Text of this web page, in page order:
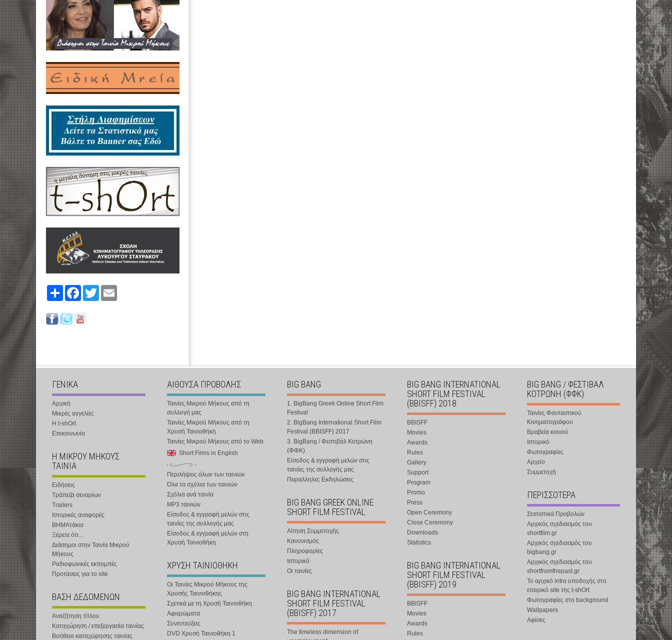
Share FacebookTwitter
ΓΕΝΙΚΑ
Αρχική
Μικρές αγγελίες
Η t-shOrt
Επικοινωνία
Η ΜΙΚΡΟΥ ΜΗΚΟΥΣ
ΤΑΙΝΙΑ
Ειδήσεις
Τράπεζα σεναρίων
Trailers
Ιστορικές αναφορές
ΒΗΜΑτάκια
Ξέρετε ότι...
Διάσημοι στην Ταινία Μικρού
Μήκους
Ραδιοφωνικές εκπομπές
Προτάσεις για το site
ΒΑΣΗ ΔΕΔΟΜΕΝΩΝ
Αναζήτηση τίτλου
Καταχώρηση / επεξεργασία ταινίας
Βοήθεια καταχώρησης ταινίας
ΑΙΘΟΥΣΑ ΠΡΟΒΟΛΗΣ
Ταινίες Μικρού Μήκους από τη
συλλογή μας
Ταινίες Μικρού Μήκους από τη
Χρυσή Ταινιοθήκη
Ταινίες Μικρού Μήκους από το Web
Short Films in English
Περιλήψεις όλων των ταινιών
Όλα τα σχόλια των ταινιών
Σχόλια ανά ταινία
MP3 ταινιών
Είσοδος & εγγραφή μελών στις
ταινίες της συλλογής μας
Είσοδος & εγγραφή μελών στη
Χρυσή Ταινιοθήκη
ΧΡΥΣΗ ΤΑΙΝΙΟΘΗΚΗ
Οι Ταινίες Μικρού Μήκους της
Χρυσής Ταινιοθήκης
Σχετικά με τη Χρυσή Ταινιοθήκη
Αφιερώματα
Συνεντεύξεις
DVD Χρυσή Ταινιοθήκη 1
BIG BANG
1. BigBang Greek Online Short Film
Festival
2. BigBang International Short Film
Festival (BBISFF) 2017
3. BigBang / Φεστιβάλ Κοτρώνη
(ΦΦΚ)
Είσοδος & εγγραφή μελών στις
ταινίες της συλλογής μας
Παραλληλες Εκδηλώσεις
BIG BANG GREEK ONLINE
SHORT FILM FESTIVAL
Αίτηση Συμμετοχής
Κανονισμός
Πληροφορίες
Ιστορικό
Οι ταινίες
BIG BANG INTERNATIONAL
SHORT FILM FESTIVAL
(BBISFF) 2017
The timeless dimension of
BIG BANG INTERNATIONAL
SHORT FILM FESTIVAL
(BBISFF) 2018
BBISFF
Movies
Awards
Rules
Gallery
Support
Program
Promo
Press
Open Ceremony
Close Ceremony
Downloads
Statistics
BIG BANG INTERNATIONAL
SHORT FILM FESTIVAL
(BBISFF) 2019
BBISFF
Movies
Awards
Rules
BIG BANG / ΦΕΣΤΙΒΑΛ
ΚΟΤΡΩΝΗ (ΦΦΚ)
Ταινίες Φανταστικού
Κινηματογράφου
Βραβεία κοινού
Ιστορικό
Φωτογραφίες
Αρχείο
Συμμετοχή
ΠΕΡΙΣΣΟΤΕΡΑ
Στατιστικά Προβολών
Αρχικός σχεδιασμός του
shortfilm.gr
Αρχικός σχεδιασμός του
bigbang.gr
Αρχικός σχεδιασμός του
shortfromthepast.gr
Το αρχικό intro υποδοχής στο
εταιρικό site της t-shOrt
Φωτογραφίες στο background
Wallpapers
Αφίσες